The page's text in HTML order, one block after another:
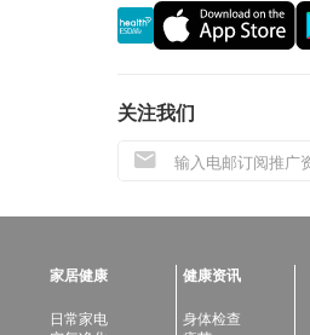
关注我们
家居健康
日常家电
健康资讯
身体检查